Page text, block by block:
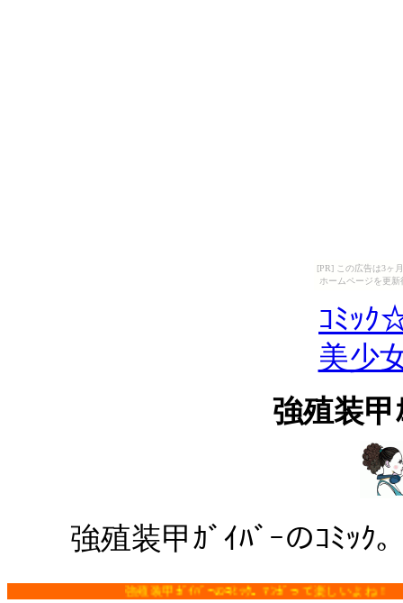
[PR] この広告は3ヶ
ホームページを更
ｺﾐｯｸ
美少
強殖装甲
強殖装甲ｶﾞｲﾊﾞｰのｺﾐｯ
強殖装甲ｶﾞｲﾊﾞｰのｺﾐｯｸ。ﾏﾝｶﾞって楽しいよね！